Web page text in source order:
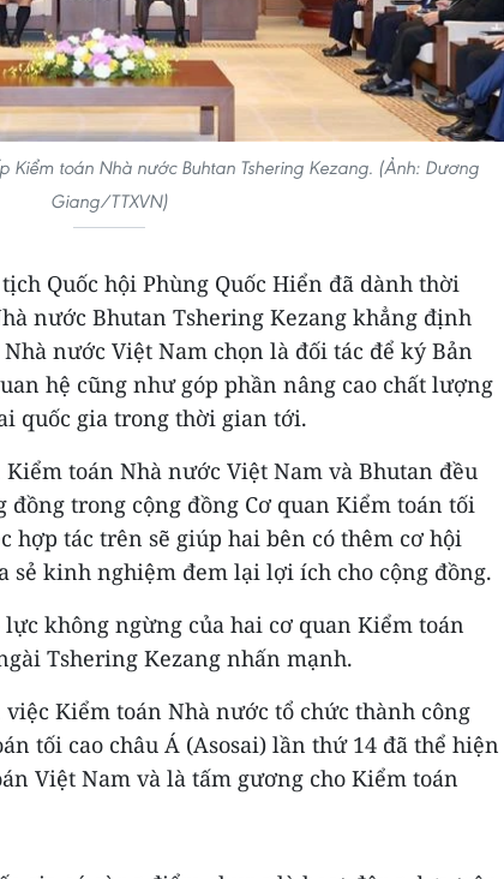
Kiểm toán Nhà nước Buhtan Tshering Kezang. (Ảnh: Dương
Giang/TTXVN)
Quốc hội Phùng Quốc Hiển đã dành thời
nước Bhutan Tshering Kezang khẳng định
nước Việt Nam chọn là đối tác để ký Bản
hệ cũng như góp phần nâng cao chất lượng
quốc gia trong thời gian tới.
toán Nhà nước Việt Nam và Bhutan đều
trong cộng đồng Cơ quan Kiểm toán tối
hợp tác trên sẽ giúp hai bên có thêm cơ hội
sẻ kinh nghiệm đem lại lợi ích cho cộng đồng.
không ngừng của hai cơ quan Kiểm toán
Tshering Kezang nhấn mạnh.
Kiểm toán Nhà nước tổ chức thành công
tối cao châu Á (Asosai) lần thứ 14 đã thể hiện
Việt Nam và là tấm gương cho Kiểm toán